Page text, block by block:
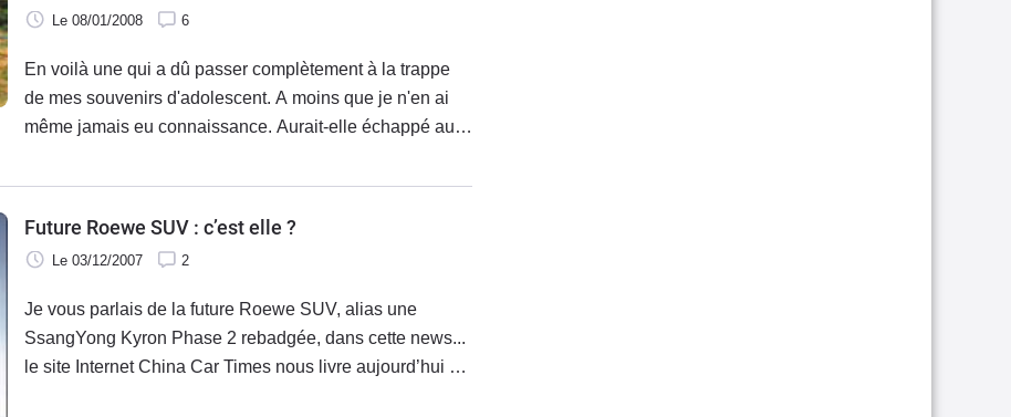
Le 08/01/2008 6
En voilà une qui a dû passer complètement à la trappe
de mes souvenirs d'adolescent. A moins que je n'en ai
même jamais eu connaissance. Aurait-elle échappé au
l'époque? Il va bien y avoir un
Future Roewe SUV : c’est elle ?
Le 03/12/2007 2
Je vous parlais de la future Roewe SUV, alias une
SsangYong Kyron Phase 2 rebadgée, dans cette news...
le site Internet China Car Times nous livre aujourd’hui 3